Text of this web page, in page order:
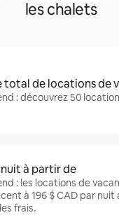
les chalets
total de locations de
: découvrez 50
nuit à partir de
: les locations de
à 196 $ CAD par nuit
frais.